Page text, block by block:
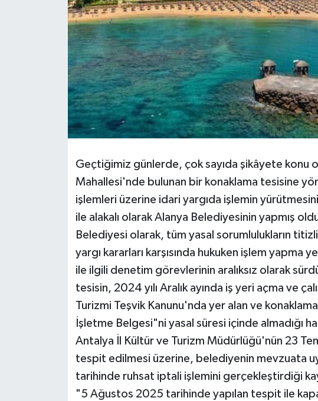
Geçtiğimiz günlerde, çok sayıda şikâyete konu
Mahallesi'nde bulunan bir konaklama tesisine
işlemleri üzerine idari yargıda işlemin
ile alakalı olarak Alanya Belediyesinin yapmış
Belediyesi olarak, tüm yasal sorumlulukların
yargı kararları karşısında hukuken işlem yapma
ile ilgili denetim görevlerinin aralıksız olarak
tesisin, 2024 yılı Aralık ayında iş yeri açma ve
Turizmi Teşvik Kanunu'nda yer alan ve
İşletme Belgesi"ni yasal süresi içinde almadığı
Antalya İl Kültür ve Turizm Müdürlüğü'nün 23
tespit edilmesi üzerine, belediyenin mevzuata
tarihinde ruhsat iptali işlemini gerçekleştirdiği
"5 Ağustos 2025 tarihinde yapılan tespit ile
RÖPORTAJ
VİDEO HABERLER
YAZARLAR
RESMİ İLAN